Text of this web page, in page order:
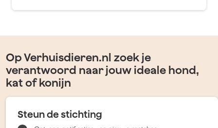
Op Verhuisdieren.nl zoek je
verantwoord naar jouw ideale hond,
kat of konijn
Steun de stichting